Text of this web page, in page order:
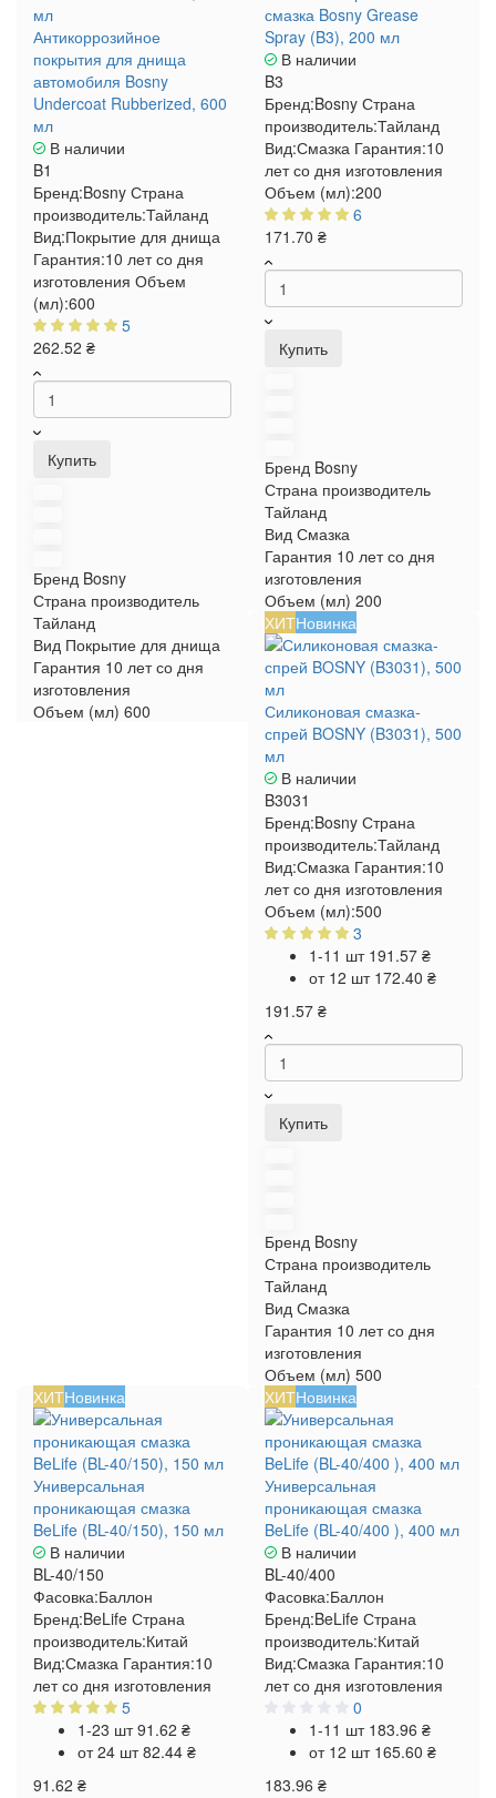
Антикоррозийное
покрытия для днища
автомобиля Bosny
Undercoat Rubberized, 600
мл
В наличии
B1
Бренд:Bosny Страна
производитель:Тайланд
Вид:Покрытие для днища
Гарантия:10 лет со дня
изготовления Объем
(мл):600
5
262.52 ₴
Купить
Бренд Bosny
Страна производитель
Тайланд
Вид Покрытие для днища
Гарантия 10 лет со дня
изготовления
Объем (мл) 600
смазка Bosny Grease
Spray (B3), 200 мл
В наличии
B3
Бренд:Bosny Страна
производитель:Тайланд
Вид:Смазка Гарантия:10
лет со дня изготовления
Объем (мл):200
6
171.70 ₴
Купить
Бренд Bosny
Страна производитель
Тайланд
Вид Смазка
Гарантия 10 лет со дня
изготовления
Объем (мл) 200
ХИТНовинка
Силиконовая смазка-
спрей BOSNY (B3031), 500
мл
В наличии
B3031
Бренд:Bosny Страна
производитель:Тайланд
Вид:Смазка Гарантия:10
лет со дня изготовления
Объем (мл):500
3
1-11 шт 191.57 ₴
от 12 шт 172.40 ₴
191.57 ₴
Купить
Бренд Bosny
Страна производитель
Тайланд
Вид Смазка
Гарантия 10 лет со дня
изготовления
Объем (мл) 500
ХИТНовинка
Универсальная
проникающая смазка
BeLife (BL-40/150), 150 мл
В наличии
BL-40/150
Фасовка:Баллон
Бренд:BeLife Страна
производитель:Китай
Вид:Смазка Гарантия:10
лет со дня изготовления
5
1-23 шт91.62 ₴
от 24 шт82.44 ₴
91.62 ₴
ХИТНовинка
Универсальная
проникающая смазка
BeLife (BL-40/400 ), 400 мл
В наличии
BL-40/400
Фасовка:Баллон
Бренд:BeLife Страна
производитель:Китай
Вид:Смазка Гарантия:10
лет со дня изготовления
0
1-11 шт 183.96 ₴
от 12 шт 165.60 ₴
183.96 ₴